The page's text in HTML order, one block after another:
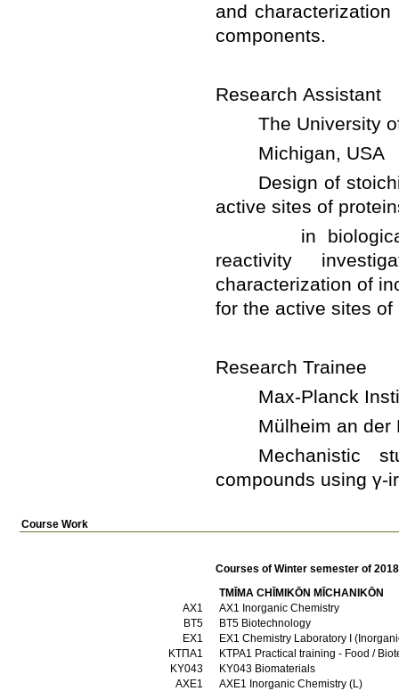
and
Design of
in biological
reactivity
characterization of
Mechanistic
compounds using γ-
Course Work
Courses of Winter semester of
TMĪMA CΗĪMIKŌN MĪCΗANIKŌN
ΑΧ1
AX1 Inorganic Chemistry
ΒΤ5
BT5 Biotechnology
ΕΧ1
EX1 Chemistry Laboratory I
ΚΤΠΑ1
KTPA1 Practical training - Food /
ΚΥ043
KY043 Biomaterials
ΑΧΕ1
AXE1 Inorganic Chemistry (L)